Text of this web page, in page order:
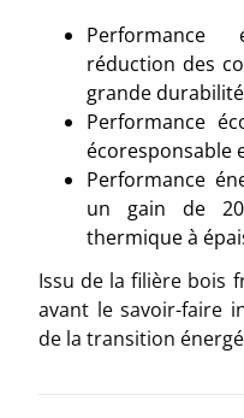
Performance
réduction des
grande
Performance
écoresponsable
Performance
un gain de
thermique à
Issu de la filière bois
avant le savoir-faire
de la transition